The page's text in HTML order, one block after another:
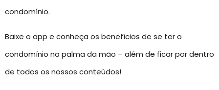
condomínio.
Baixe o app e conheça os benefícios de se ter o
condomínio na palma da mão – além de ficar por dentro
de todos os nossos conteúdos!